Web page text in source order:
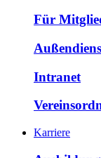
Für
Intranet
Karriere